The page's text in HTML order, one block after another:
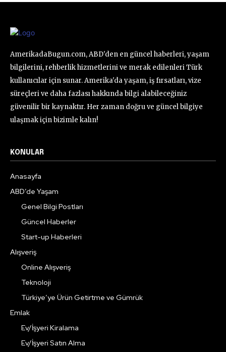
AmerikadaBugun.com, ABD'den en güncel haberleri, yaşam
bilgilerini, rehberlik hizmetlerini ve merak edilenleri Türk
kullanıcılar için sunar. Amerika'da yaşam, iş fırsatları, vize
süreçleri ve daha fazlası hakkında bilgi alabileceğiniz
güvenilir bir kaynaktır. Her zaman doğru ve güncel bilgiye
ulaşmak için bizimle kalın!
KONULAR
Anasayfa
ABD’de Yaşam
Genel Bilgi Postları
Güncel Haberler
Start-up Haberleri
Alışveriş
Online Alışveriş
Teknoloji
Türkiye’ye Ürün Getirtme ve Gümrük
Emlak
Ev/İşyeri Kiralama
Ev/İşyeri Satın Alma